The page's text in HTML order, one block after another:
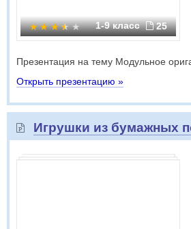
1-9 класс 25
Презентация на тему Модульное
Открыть презентацию »
Игрушки из бумажных